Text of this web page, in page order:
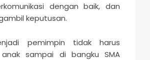
dengan baik, dan
keputusan.
pemimpin tidak harus
sampai di bangku SMA